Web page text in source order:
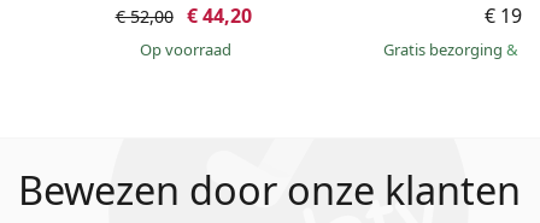
€ 52,00 € 44,20
op voorraad
€
Gratis bezorging &
Bewezen door onze klanten